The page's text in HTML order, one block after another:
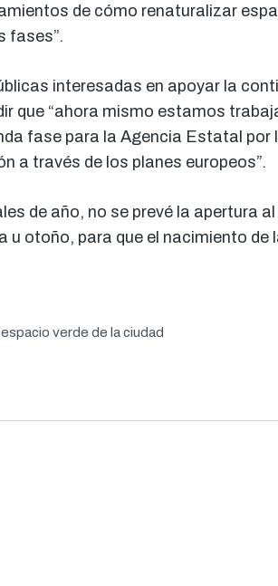
de cómo renaturalizar
fases”.
interesadas en apoyar la
que “ahora mismo estamos
fase para la Agencia Estatal por
a través de los planes europeos”.
de año, no se prevé la apertura
u otoño, para que el nacimiento de
verde de la ciudad